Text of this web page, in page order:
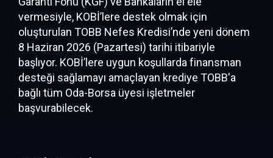
vermesiyle, KOBİ’lere destek olmak için
oluşturulan TOBB Nefes Kredisi’nde yeni dönem
8 Haziran 2026 (Pazartesi) tarihi itibariyle
başlıyor. KOBİ’lere uygun koşullarda finansman
desteği sağlamayı amaçlayan krediye TOBB'a
bağlı tüm Oda-Borsa üyesi işletmeler
başvurabilecek.